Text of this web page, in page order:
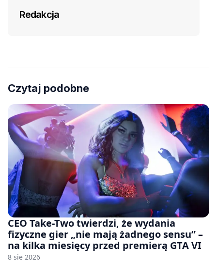
Redakcja
Czytaj podobne
CEO Take-Two twierdzi, że wydania
fizyczne gier „nie mają żadnego sensu” –
na kilka miesięcy przed premierą GTA VI
8 sie 2026